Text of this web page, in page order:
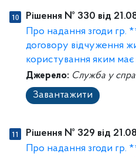
Рішення № 330 від
Про надання згоди гр.
договору відчуження
користування яким
Джерело: Служба у
Завантажити
Рішення № 329 від
Про надання згоди гр.